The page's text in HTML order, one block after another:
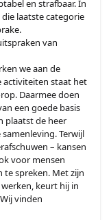
en strafbaar. In
laatste categorie
van
we aan de
activiteiten staat het
Daarmee doen
een goede basis
plaatst de heer
Terwijl
– kansen
voor mensen
te spreken. Met zijn
keurt hij in
vinden